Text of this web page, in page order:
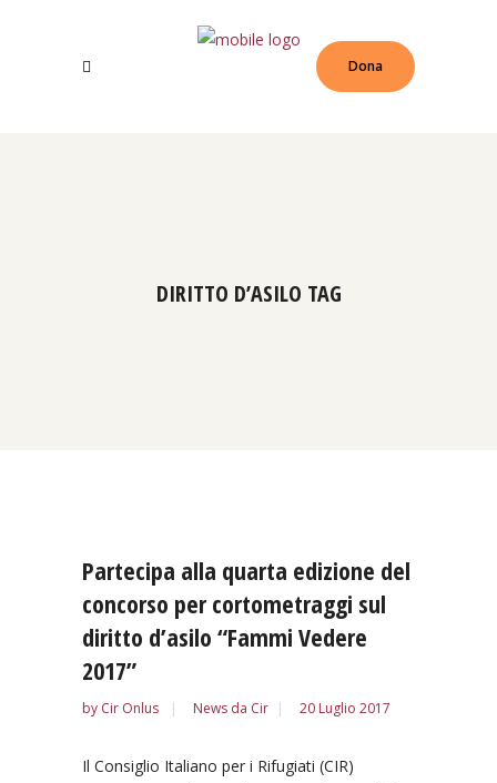
Dona
DIRITTO D’ASILO TAG
Partecipa alla quarta edizione del
concorso per cortometraggi sul
diritto d’asilo “Fammi Vedere
2017”
by Cir Onlus News da Cir 20 Luglio 2017
Il Consiglio Italiano per i Rifugiati (CIR)